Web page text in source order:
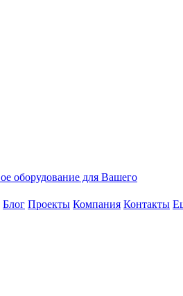
Блог Проекты Компания Контакты